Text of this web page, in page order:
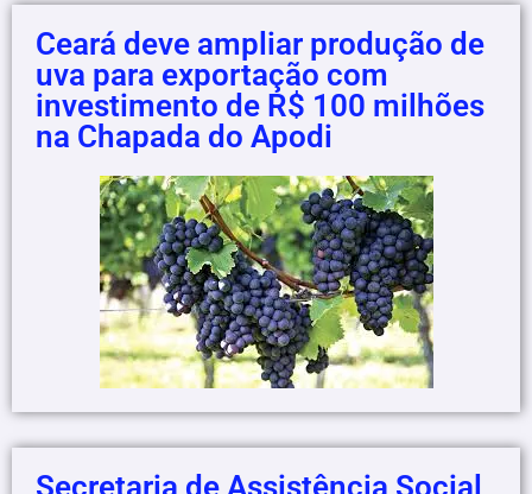
Ceará deve ampliar produção de
uva para exportação com
investimento de R$ 100 milhões
na Chapada do Apodi
Secretaria de Assistência Social